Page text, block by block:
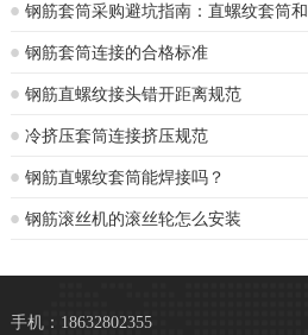
钢筋套筒连接的合格标准
钢筋直螺纹接头错开距离规范
冷挤压套筒连接挤压规范
钢筋直螺纹套筒能焊接吗？
钢筋滚丝机的滚丝轮怎么安装
手机：18632802355